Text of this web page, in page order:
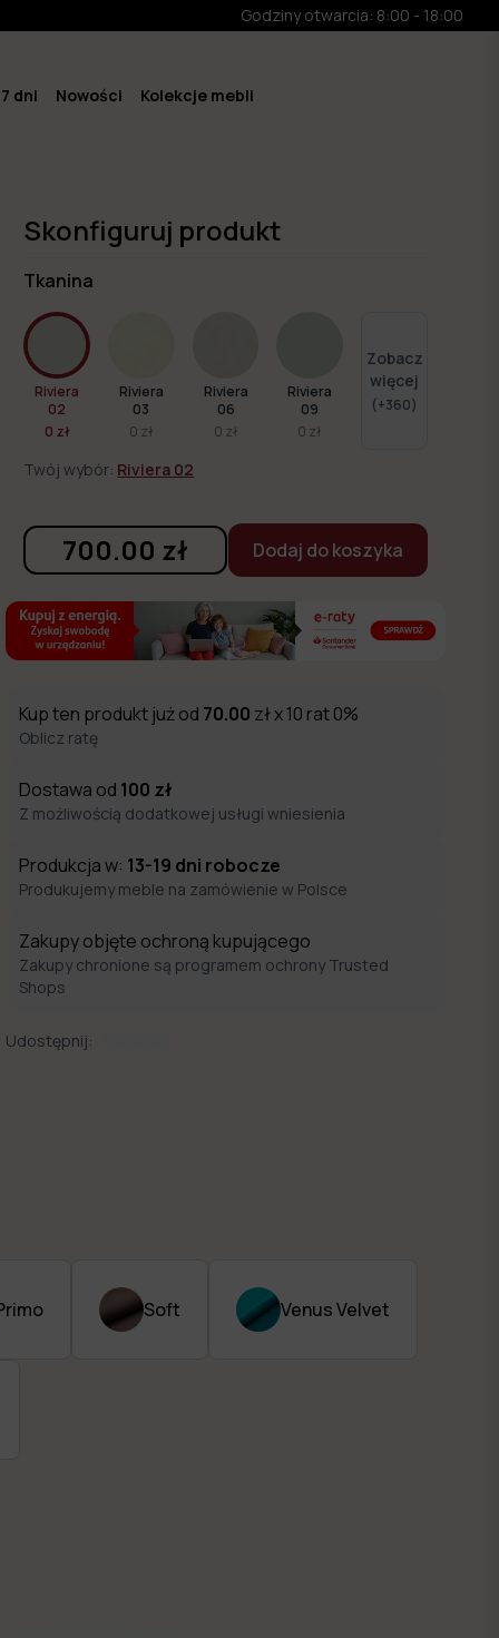
Godziny otwarcia: 8:00 - 18:00
dni Nowości Kolekcje mebli
Skonfiguruj produkt
Tkanina
Riviera
02
0 zł
Riviera
03
0 zł
Riviera
06
0 zł
Riviera
09
0 zł
Zobacz
więcej
(+360)
Twój wybór: Riviera 02
700.00 zł Dodaj do koszyka
Kup ten produkt już od 70.00 zł x 10 rat 0%
Oblicz ratę
Dostawa od 100 zł
Z możliwością dodatkowej usługi wniesienia
Produkcja w: 13-19 dni robocze
Produkujemy meble na zamówienie w Polsce
Zakupy objęte ochroną kupującego
Zakupy chronione są programem ochrony Trusted
Shops
Udostępnij:
Soft Venus Velvet